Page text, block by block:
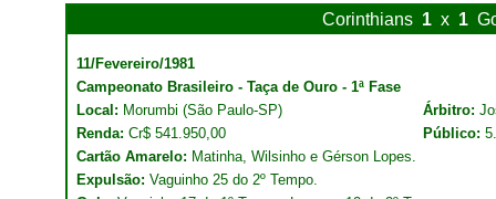
Corinthians 1 x 1
11/Fevereiro/1981
Campeonato Brasileiro - Taça de Ouro - 1ª Fase
Local: Morumbi (São Paulo-SP) Árbitro:
Renda: Cr$ 541.950,00 Público:
Cartão Amarelo: Matinha, Wilsinho e Gérson Lopes.
Expulsão: Vaguinho 25 do 2º Tempo.